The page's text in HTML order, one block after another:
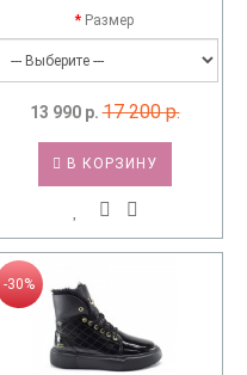
Размер
13 990 р. 17 200 р.
В КОРЗИНУ
-30%